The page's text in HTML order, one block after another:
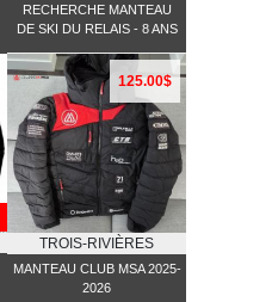
RECHERCHE MANTEAU
DE SKI DU RELAIS - 8 ANS
125.00$
TROIS-RIVIÈRES
MANTEAU CLUB MSA 2025-
2026